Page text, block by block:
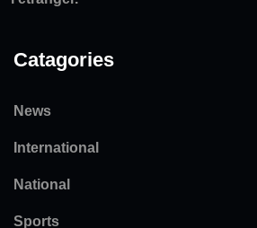
Catagories
News
International
National
Sports